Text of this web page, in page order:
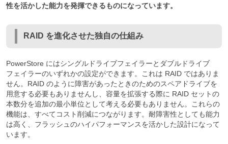
性を活かした能力を発揮できるものになっています。
RAID を進化させた独自の仕組み
PowerStore にはシングルドライブフェイラーとダブルドライブ
フェイラーのいずれかの設定ができます。これは RAID ではありま
せん。RAID のように障害があったときのためのスペアドライブを
用意する必要もありませんし、容量を拡張する際に RAID セットの
本数分を追加の最小単位として考える必要もありません。これらの
機能は、すべてコスト削減につながります。耐障害性としても能力
は高く、フラッシュのハイパフォーマンスを活かした設計になって
います。